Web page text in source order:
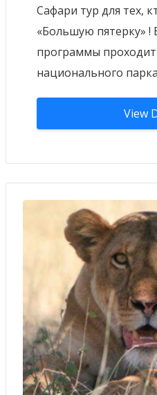
Сафари тур для тех,
«Большую пятерку» !
программы
национального
View